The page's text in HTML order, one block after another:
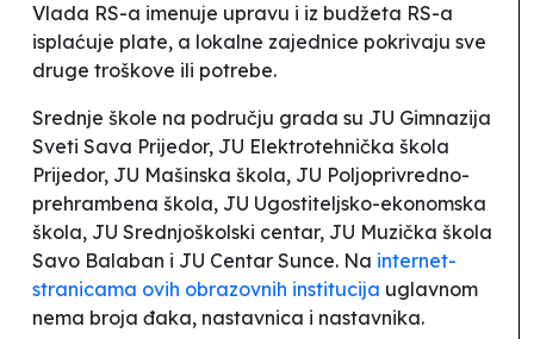
Vlada RS-a imenuje upravu i iz budžeta RS-a
isplaćuje plate, a lokalne zajednice pokrivaju sve
druge troškove ili potrebe.
Srednje škole na području grada su JU Gimnazija
Sveti Sava Prijedor, JU Elektrotehnička škola
Prijedor, JU Mašinska škola, JU Poljoprivredno-
prehrambena škola, JU Ugostiteljsko-ekonomska
škola, JU Srednjoškolski centar, JU Muzička škola
Savo Balaban i JU Centar Sunce. Na internet-
stranicama ovih obrazovnih institucija uglavnom
nema broja đaka, nastavnica i nastavnika.